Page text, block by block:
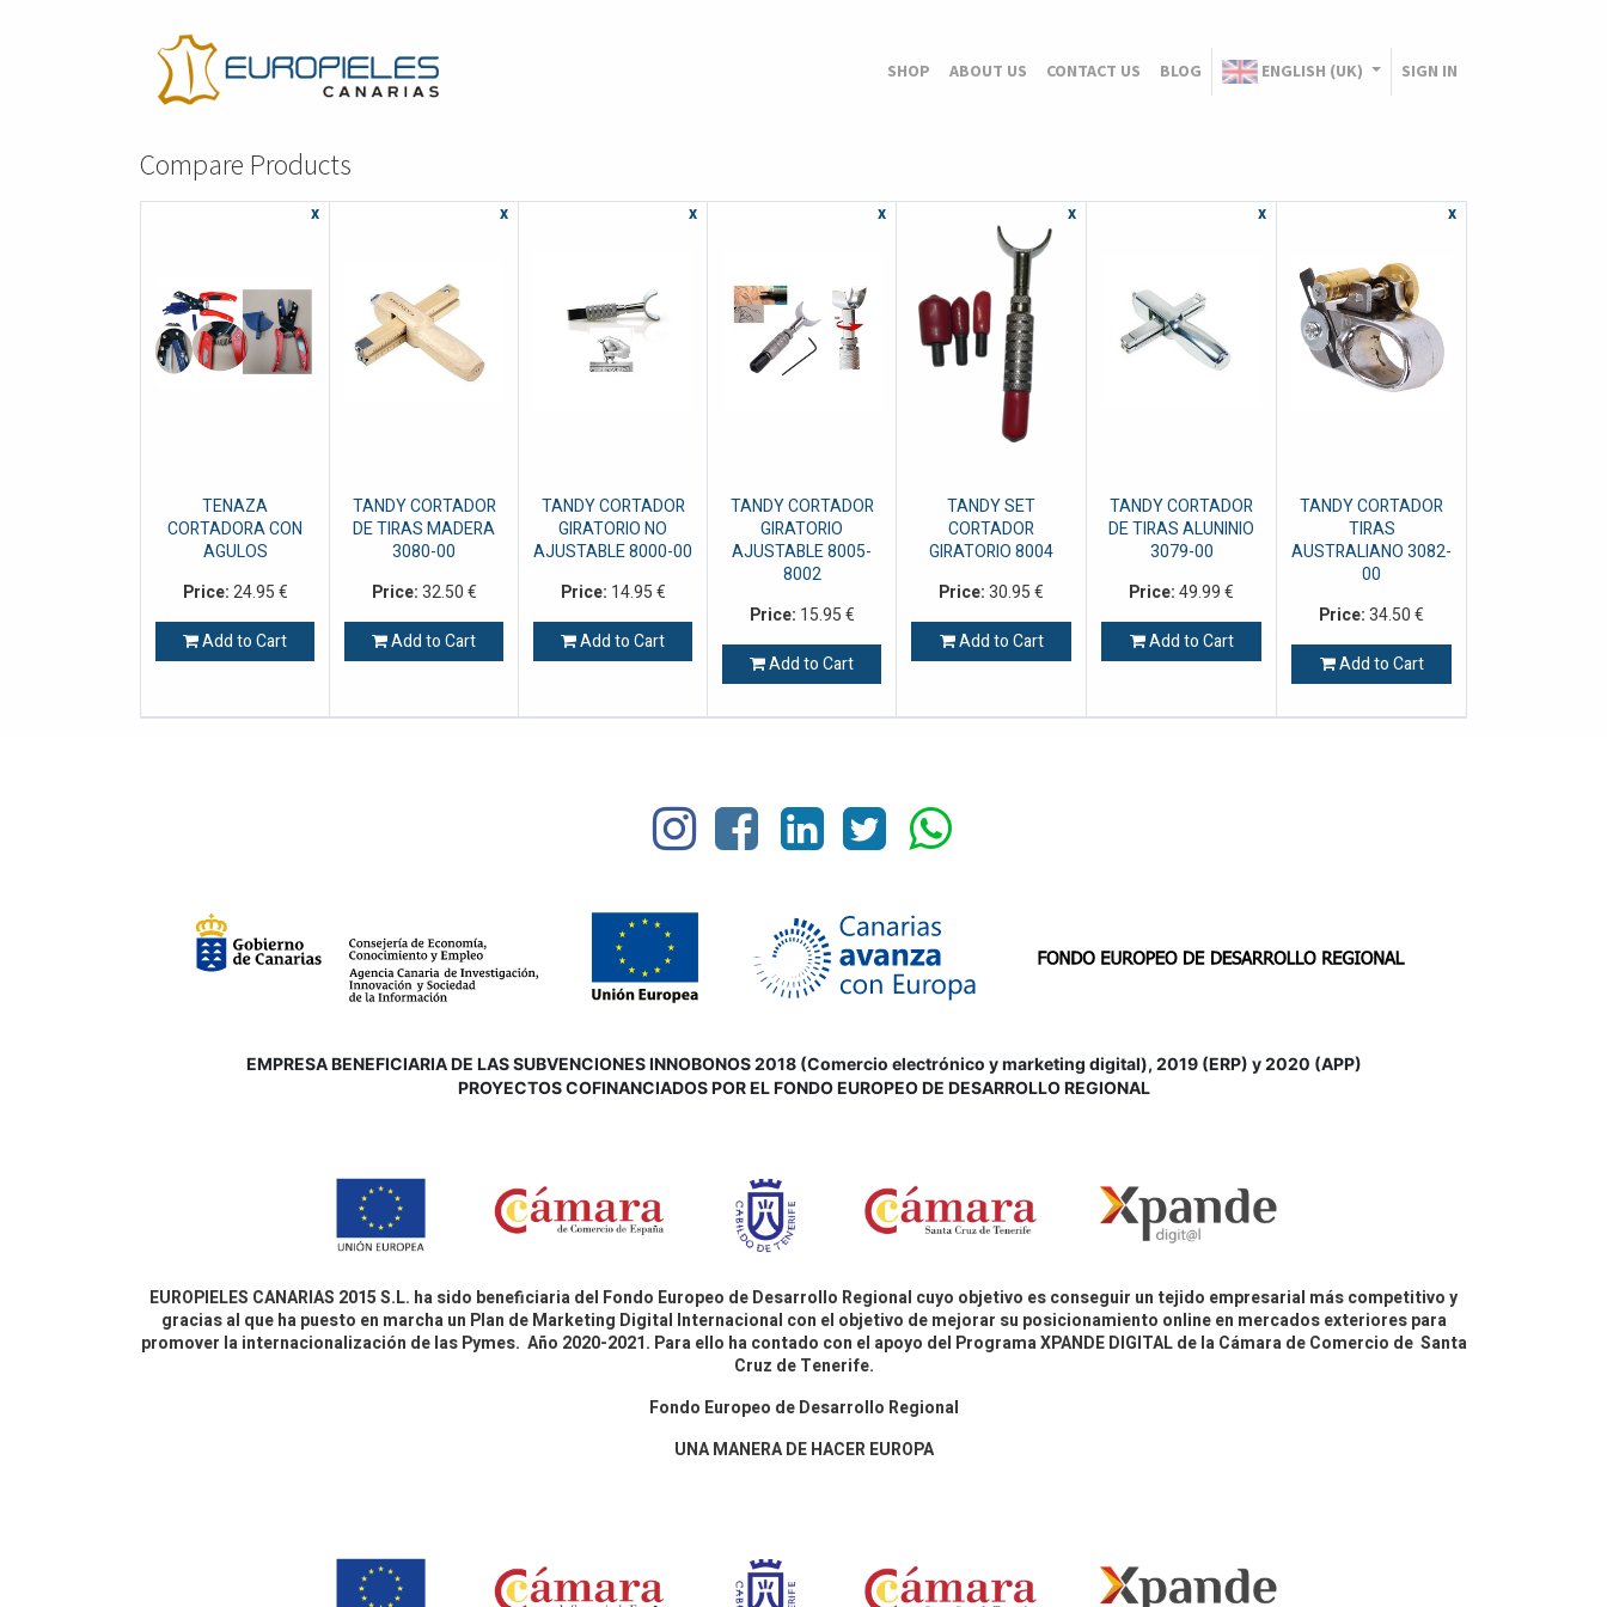
SHOP ABOUT US CONTACT US BLOG ENGLISH (UK) SIGN IN
Compare Products
x x x x x x x
TENAZA
CORTADORA CON
AGULOS
Price:24.95€
Add to Cart
TANDY CORTADOR
DE TIRAS MADERA
3080-00
Price:32.50€
Add to Cart
TANDY CORTADOR
GIRATORIO NO
AJUSTABLE 8000-00
Price: 14.95€
Add to Cart
TANDY CORTADOR
GIRATORIO
AJUSTABLE 8005-
8002
Price: 15.95€
Add to Cart
TANDY SET
CORTADOR
GIRATORIO 8004
Price:30.95€
Add to Cart
TANDY CORTADOR
DE TIRAS ALUNINIO
3079-00
Price:49.99€
Add to Cart
TANDY CORTADOR
TIRAS
AUSTRALIANO 3082-
00
Price:34.50€
Add to Cart
EMPRESA BENEFICIARIA DE LAS SUBVENCIONES INNOBONOS 2018 (Comercio electrónico y marketing digital), 2019 (ERP) y 2020 (APP)
PROYECTOS COFINANCIADOS POR EL FONDO EUROPEO DE DESARROLLO REGIONAL
EUROPIELES CANARIAS 2015 S.L. ha sido beneficiaria del Fondo Europeo de Desarrollo Regional cuyo objetivo es conseguir un tejido empresarial más competitivo y
gracias al que ha puesto en marcha un Plan de Marketing Digital Internacional con el objetivo de mejorar su posicionamiento online en mercados exteriores para
promover la internacionalización de las Pymes. Año 2020-2021. Para ello ha contado con el apoyo del Programa XPANDE DIGITAL de la Cámara de Comercio de Santa
Cruz de Tenerife.
Fondo Europeo de Desarrollo Regional
UNA MANERA DE HACER EUROPA